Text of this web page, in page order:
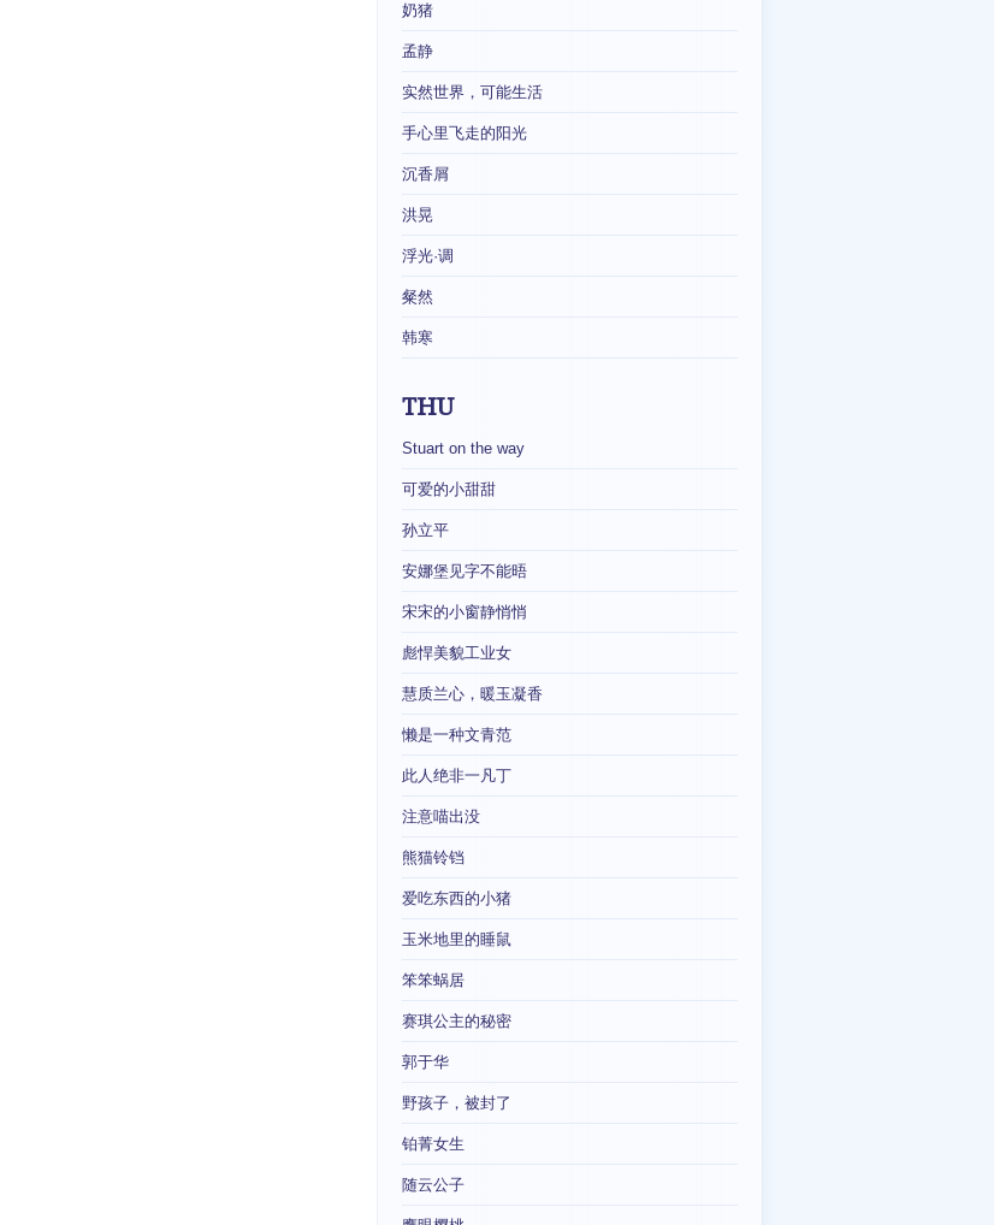
奶猪
孟静
实然世界，可能生活
手心里飞走的阳光
沉香屑
洪晃
浮光·调
粲然
韩寒
THU
Stuart on the way
可爱的小甜甜
孙立平
安娜堡见字不能晤
宋宋的小窗静悄悄
彪悍美貌工业女
慧质兰心，暖玉凝香
懒是一种文青范
此人绝非一凡丁
注意喵出没
熊猫铃铛
爱吃东西的小猪
玉米地里的睡鼠
笨笨蜗居
赛琪公主的秘密
郭于华
野孩子，被封了
铂菁女生
随云公子